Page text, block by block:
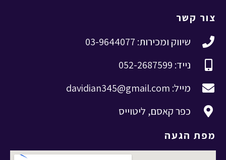
צור קשר
שיווק ומכירות: 03-9644077
נייד: 052-2687599
מייל: davidian345@gmail.com
כפר קאסם, ליטוייס
מפת הגעה